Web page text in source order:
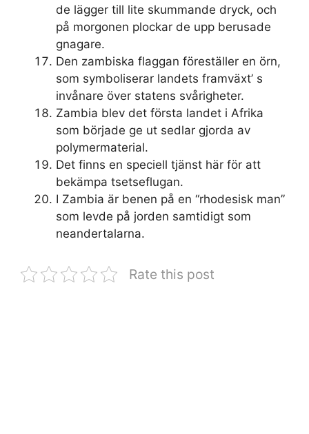
de lägger till lite skummande dryck, och
på morgonen plockar de upp berusade
gnagare.
Den zambiska flaggan föreställer en örn,
som symboliserar landets framväxt’ s
invånare över statens svårigheter.
Zambia blev det första landet i Afrika
som började ge ut sedlar gjorda av
polymermaterial.
Det finns en speciell tjänst här för att
bekämpa tsetseflugan.
I Zambia är benen på en “rhodesisk man”
som levde på jorden samtidigt som
neandertalarna.
Rate this post